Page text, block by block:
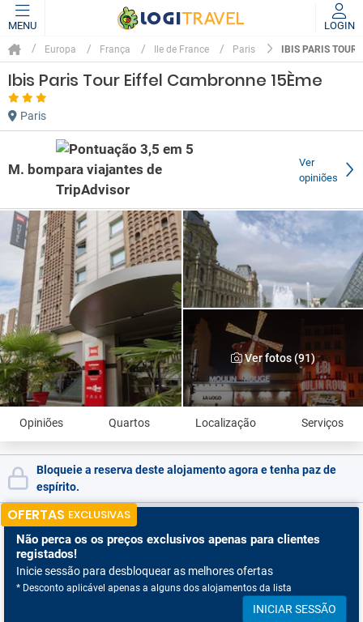
MENU LOGIN
Europa França Ile de France Paris IBIS PARIS TOUR
Ibis Paris Tour Eiffel Cambronne 15Ème
Paris
M. bom
Ver
opiniões
Ver fotos (91)
Opiniões Quartos Localização Serviços
Bloqueie a reserva deste alojamento agora e tenha paz de
espírito.
OFERTAS EXCLUSIVAS
Não perca os os preços exclusivos apenas para clientes
registados!
Inicie sessão para desbloquear as melhores ofertas
* Desconto aplicável apenas a alguns dos alojamentos da lista
INICIAR SESSÃO